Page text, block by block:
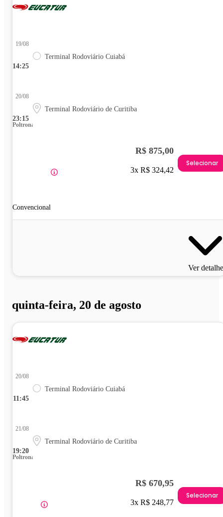
14:25
19/08
Terminal Rodoviário Cuiabá
23:15
20/08
Terminal Rodoviário de Curitiba
Poltrona
Convencional
R$ 875,00
3x R$ 324,42
Selecionar
Ver
quinta-feira, 20 de agosto
11:45
20/08
Terminal Rodoviário Cuiabá
19:20
21/08
Terminal Rodoviário de Curitiba
Poltrona
R$ 670,95
3x R$ 248,77
Selecionar